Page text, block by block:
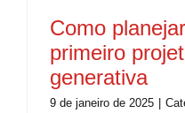
Como
primeiro
generativa
9 de janeiro de 2025